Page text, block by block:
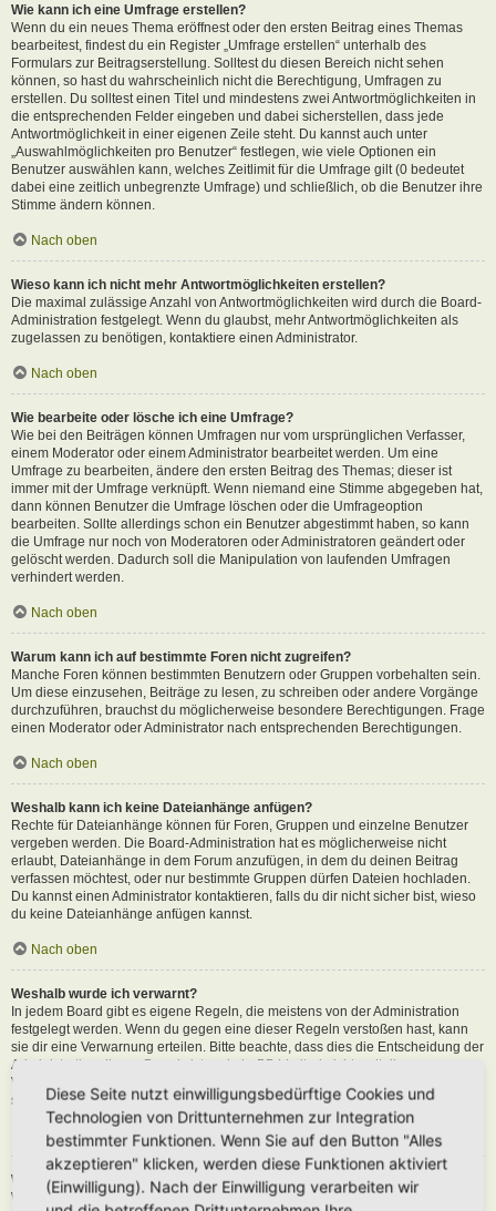
Wie kann ich eine Umfrage erstellen?
Wenn du ein neues Thema eröffnest oder den ersten Beitrag eines Themas
bearbeitest, findest du ein Register „Umfrage erstellen“ unterhalb des
Formulars zur Beitragserstellung. Solltest du diesen Bereich nicht sehen
können, so hast du wahrscheinlich nicht die Berechtigung, Umfragen zu
erstellen. Du solltest einen Titel und mindestens zwei Antwortmöglichkeiten in
die entsprechenden Felder eingeben und dabei sicherstellen, dass jede
Antwortmöglichkeit in einer eigenen Zeile steht. Du kannst auch unter
„Auswahlmöglichkeiten pro Benutzer“ festlegen, wie viele Optionen ein
Benutzer auswählen kann, welches Zeitlimit für die Umfrage gilt (0 bedeutet
dabei eine zeitlich unbegrenzte Umfrage) und schließlich, ob die Benutzer ihre
Stimme ändern können.
Nach oben
Wieso kann ich nicht mehr Antwortmöglichkeiten erstellen?
Die maximal zulässige Anzahl von Antwortmöglichkeiten wird durch die Board-
Administration festgelegt. Wenn du glaubst, mehr Antwortmöglichkeiten als
zugelassen zu benötigen, kontaktiere einen Administrator.
Nach oben
Wie bearbeite oder lösche ich eine Umfrage?
Wie bei den Beiträgen können Umfragen nur vom ursprünglichen Verfasser,
einem Moderator oder einem Administrator bearbeitet werden. Um eine
Umfrage zu bearbeiten, ändere den ersten Beitrag des Themas; dieser ist
immer mit der Umfrage verknüpft. Wenn niemand eine Stimme abgegeben hat,
dann können Benutzer die Umfrage löschen oder die Umfrageoption
bearbeiten. Sollte allerdings schon ein Benutzer abgestimmt haben, so kann
die Umfrage nur noch von Moderatoren oder Administratoren geändert oder
gelöscht werden. Dadurch soll die Manipulation von laufenden Umfragen
verhindert werden.
Nach oben
Warum kann ich auf bestimmte Foren nicht zugreifen?
Manche Foren können bestimmten Benutzern oder Gruppen vorbehalten sein.
Um diese einzusehen, Beiträge zu lesen, zu schreiben oder andere Vorgänge
durchzuführen, brauchst du möglicherweise besondere Berechtigungen. Frage
einen Moderator oder Administrator nach entsprechenden Berechtigungen.
Nach oben
Weshalb kann ich keine Dateianhänge anfügen?
Rechte für Dateianhänge können für Foren, Gruppen und einzelne Benutzer
vergeben werden. Die Board-Administration hat es möglicherweise nicht
erlaubt, Dateianhänge in dem Forum anzufügen, in dem du deinen Beitrag
verfassen möchtest, oder nur bestimmte Gruppen dürfen Dateien hochladen.
Du kannst einen Administrator kontaktieren, falls du dir nicht sicher bist, wieso
du keine Dateianhänge anfügen kannst.
Nach oben
Weshalb wurde ich verwarnt?
In jedem Board gibt es eigene Regeln, die meistens von der Administration
festgelegt werden. Wenn du gegen eine dieser Regeln verstoßen hast, kann
sie dir eine Verwarnung erteilen. Bitte beachte, dass dies die Entscheidung der
Administration dieses Boards ist und phpBB Limited nichts mit dieser
Verwarnung zu tun hat. Kontaktiere einen Administrator, sofern du die nicht
sicher bist, wieso du verwarnt wurdest.
Nach oben
Wie kann ich Beiträge den Moderatoren melden?
Wenn ein Administrator die entsprechenden Berechtigungen vergeben hat,
Diese Seite nutzt einwilligungsbedürftige Cookies und
Technologien von Drittunternehmen zur Integration
bestimmter Funktionen. Wenn Sie auf den Button "Alles
akzeptieren" klicken, werden diese Funktionen aktiviert
(Einwilligung). Nach der Einwilligung verarbeiten wir